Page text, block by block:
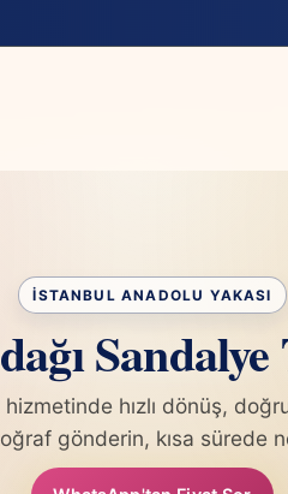
hizmetinde hızlı dönüş,
gönderin, kısa sürede